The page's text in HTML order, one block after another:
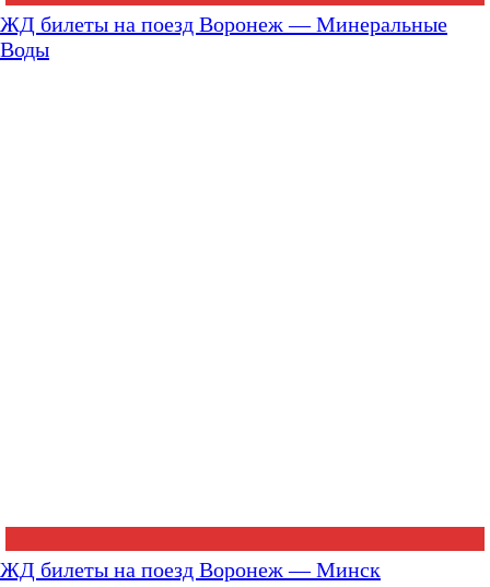
ЖД билеты на поезд Воронеж — Минеральные
Воды
ЖД билеты на поезд Воронеж — Минск